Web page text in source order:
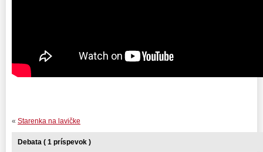
« Starenka na lavičke
Debata ( 1 príspevok )